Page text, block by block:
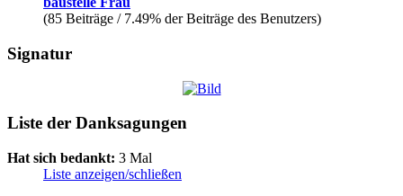
(85 Beiträge / 7.49% der Beiträge des Benutzers)
Signatur
Liste der Danksagungen
Hat sich bedankt: 3 Mal
Liste anzeigen/schließen